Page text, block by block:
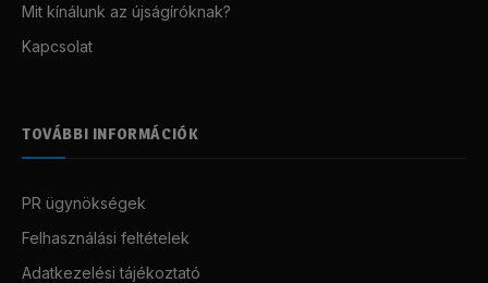
Mit kínálunk az újságíróknak?
Kapcsolat
TOVÁBBI INFORMÁCIÓK
PR ügynökségek
Felhasználási feltételek
Adatkezelési tájékoztató